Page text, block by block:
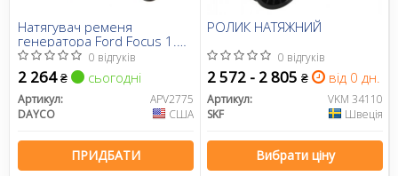
Натягувач ременя
генератора Ford Focus 1.8
TDCi 04-12 0 відгуків
2 264₴ сьогодні
Артикул:
APV2775
DAYCO
США
ПРИДБАТИ
РОЛИК НАТЯЖНИЙ
0 відгуків
2 572 - 2 805 ₴ від 0 дн.
Артикул:
VKM 34110
SKF
Швеція
Вибрати ціну